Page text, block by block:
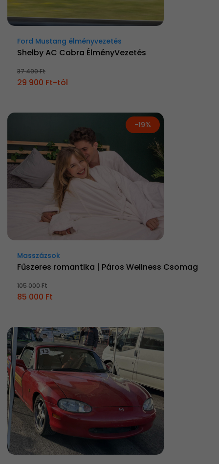
Ford Mustang élményvezetés
Shelby AC Cobra ÉlményVezetés
37 400 Ft
29 900 Ft-tól
-19%
Masszázsok
Fűszeres romantika | Páros Wellness Csomag
105 000 Ft
85 000 Ft